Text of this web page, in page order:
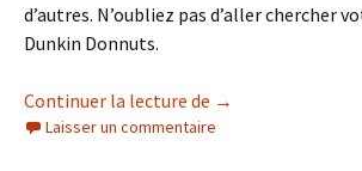
d’autres. N’oubliez pas d’aller chercher
Dunkin Donnuts.
Continuer la lecture de Bagage et
→
Laisser un commentaire